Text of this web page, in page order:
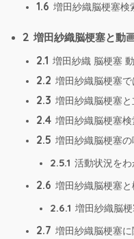
1.6 増田紗織脳梗塞検
2 増田紗織脳梗塞と動
2.1 増田紗織 脳梗塞
2.2 増田紗織脳梗塞
2.3 増田紗織脳梗塞
2.4 増田紗織脳梗塞
2.5 増田紗織脳梗塞
2.5.1 活動状況を
2.6 増田紗織脳梗塞
2.6.1 増田紗織脳
2.7 増田紗織脳梗塞